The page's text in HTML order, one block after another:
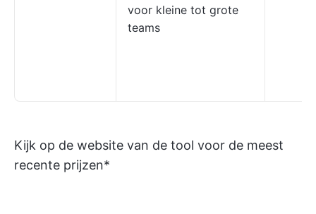
voor kleine tot grote
teams
Kijk op de website van de tool voor de meest
recente prijzen*